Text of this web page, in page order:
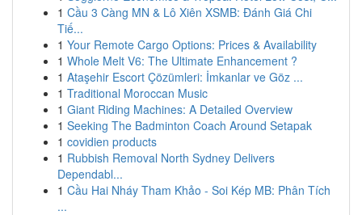
1 Cầu 3 Càng MN & Lô Xiên XSMB: Đánh Giá Chi
Tiế...
1 Your Remote Cargo Options: Prices & Availability
1 Whole Melt V6: The Ultimate Enhancement ?
1 Ataşehir Escort Çözümleri: İmkanlar ve Göz ...
1 Traditional Moroccan Music
1 Giant Riding Machines: A Detailed Overview
1 Seeking The Badminton Coach Around Setapak
1 covidien products
1 Rubbish Removal North Sydney Delivers
Dependabl...
1 Cầu Hai Nháy Tham Khảo - Soi Kép MB: Phân Tích
...